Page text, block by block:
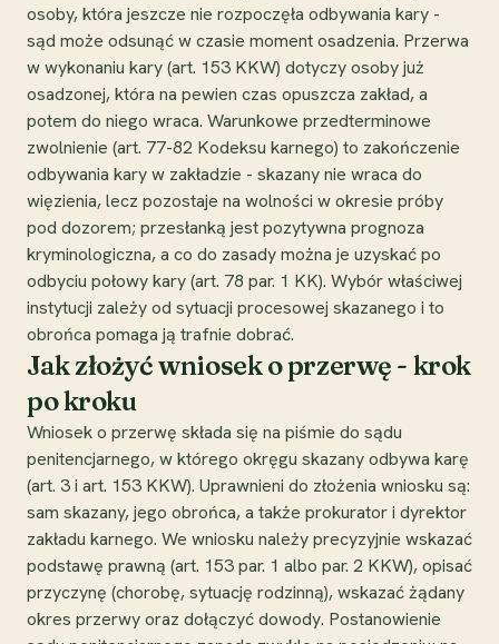
osoby, która jeszcze nie rozpoczęła odbywania kary -
sąd może odsunąć w czasie moment osadzenia. Przerwa
w wykonaniu kary (art. 153 KKW) dotyczy osoby już
osadzonej, która na pewien czas opuszcza zakład, a
potem do niego wraca. Warunkowe przedterminowe
zwolnienie (art. 77-82 Kodeksu karnego) to zakończenie
odbywania kary w zakładzie - skazany nie wraca do
więzienia, lecz pozostaje na wolności w okresie próby
pod dozorem; przesłanką jest pozytywna prognoza
kryminologiczna, a co do zasady można je uzyskać po
odbyciu połowy kary (art. 78 par. 1 KK). Wybór właściwej
instytucji zależy od sytuacji procesowej skazanego i to
obrońca pomaga ją trafnie dobrać.
Jak złożyć wniosek o przerwę - krok
po kroku
Wniosek o przerwę składa się na piśmie do sądu
penitencjarnego, w którego okręgu skazany odbywa karę
(art. 3 i art. 153 KKW). Uprawnieni do złożenia wniosku są:
sam skazany, jego obrońca, a także prokurator i dyrektor
zakładu karnego. We wniosku należy precyzyjnie wskazać
podstawę prawną (art. 153 par. 1 albo par. 2 KKW), opisać
przyczynę (chorobę, sytuację rodzinną), wskazać żądany
okres przerwy oraz dołączyć dowody. Postanowienie